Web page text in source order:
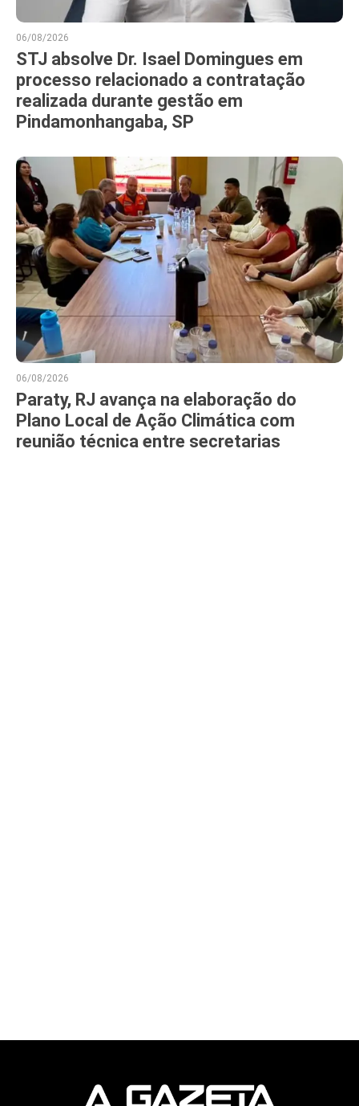
06/08/2026
STJ absolve Dr. Isael Domingues em
processo relacionado a contratação
realizada durante gestão em
Pindamonhangaba, SP
06/08/2026
Paraty, RJ avança na elaboração do
Plano Local de Ação Climática com
reunião técnica entre secretarias